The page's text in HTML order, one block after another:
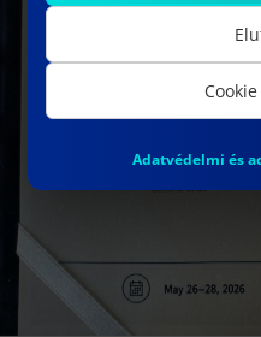
Adatvédelmi és